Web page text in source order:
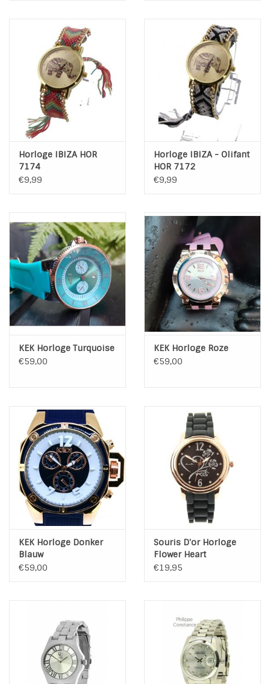
Horloge IBIZA HOR
7174
€9,99
Horloge IBIZA - Olifant
HOR 7172
€9,99
KEK Horloge Turquoise
€59,00
KEK Horloge Roze
€59,00
KEK Horloge Donker
Blauw
€59,00
Souris D'or Horloge
Flower Heart
€19,95